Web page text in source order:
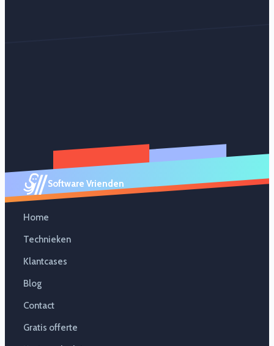
Software Vrienden
Home
Technieken
Klantcases
Blog
Contact
Gratis offerte